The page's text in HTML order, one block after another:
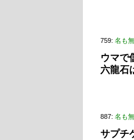
759: 名も
ウマで
六龍石
887: 名も
サプチ